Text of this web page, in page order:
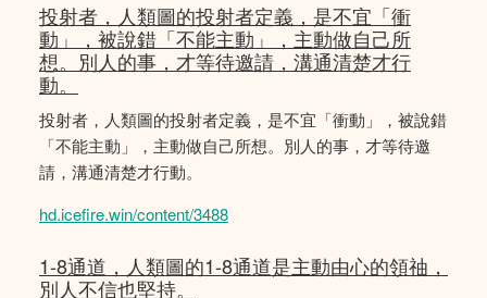
投射者，人類圖的投射者定義，是不宜「衝
動」，被說錯「不能主動」，主動做自己所
想。別人的事，才等待邀請，溝通清楚才行
動。
投射者，人類圖的投射者定義，是不宜「衝動」，被說錯
「不能主動」，主動做自己所想。別人的事，才等待邀
請，溝通清楚才行動。
hd.icefire.win/content/3488
1-8通道，人類圖的1-8通道是主動由心的領䄂，
別人不信也堅持。